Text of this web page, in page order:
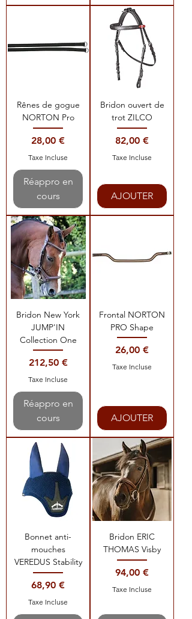
Rênes de gogue
NORTON Pro
Prix
28,00 €
Taxe Incluse
Réappro en
cours
Bridon ouvert de
trot ZILCO
Prix
82,00 €
Taxe Incluse
AJOUTER
Bridon New York
JUMP'IN
Collection One
Prix
212,50 €
Taxe Incluse
Réappro en
cours
Frontal NORTON
PRO Shape
Prix
26,00 €
Taxe Incluse
AJOUTER
Bonnet anti-
mouches
VEREDUS Stability
Prix
68,90 €
Taxe Incluse
Bridon ERIC
THOMAS Visby
Prix
94,00 €
Taxe Incluse